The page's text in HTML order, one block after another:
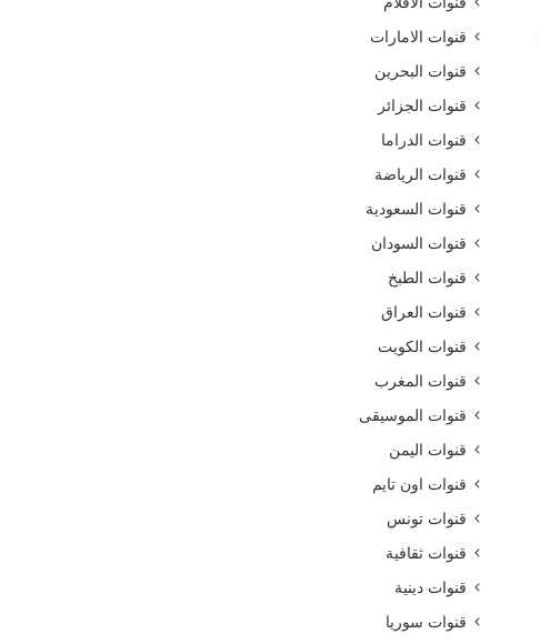
قنوات الامارات
قنوات البحرين
قنوات الجزائر
قنوات الدراما
قنوات الرياضة
قنوات السعودية
قنوات السودان
قنوات الطبخ
قنوات العراق
قنوات الكويت
قنوات المغرب
قنوات الموسيقى
قنوات اليمن
قنوات اون تايم
قنوات تونس
قنوات ثقافية
قنوات دينية
قنوات سوريا